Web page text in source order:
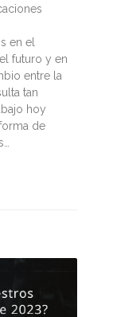
en el
futuro y en
entre la
tan
hoy
de